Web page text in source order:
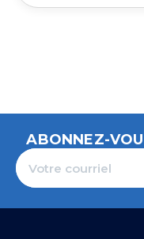
ABONNEZ-